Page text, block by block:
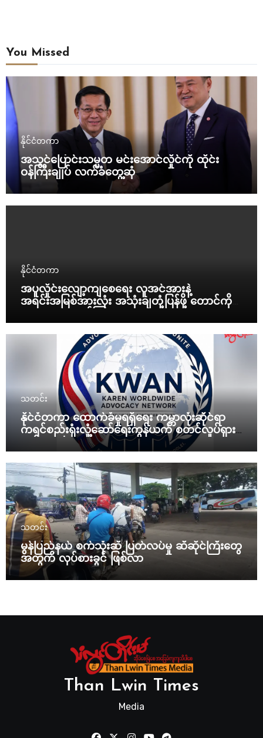
You Missed
နိုင်ငံတကာ
အသွင်ပြောင်းသမ္မတ မင်းအောင်လှိုင်ကို ထိုင်း
ဝန်ကြီးချုပ် လက်ခံတွေ့ဆုံ
နိုင်ငံတကာ
အပူလှိုင်းလျော့ကျစေရေး လူအင်အားနဲ့
အရင်းအမြစ်အားလုံး အသုံးချတုံ့ပြန်ဖို့ တောင်ကိုရီး
သတင်း
နိုင်ငံတကာ ထောက်ခံမှုရရှိရေး ကမ္ဘာလုံးဆိုင်ရာ
ကရင်စည်းရုံးလှုံ့ဆော်ရေးကွန်ယက် စတင်လှုပ်ရှား
သတင်း
မွန်ပြည်နယ် စက်သုံးဆီ ပြတ်လပ်မှု ဆီဆိုင်ကြီးတွေ
အတွက် လုပ်စားခွင် ဖြစ်လာ
Than Lwin Times
Media